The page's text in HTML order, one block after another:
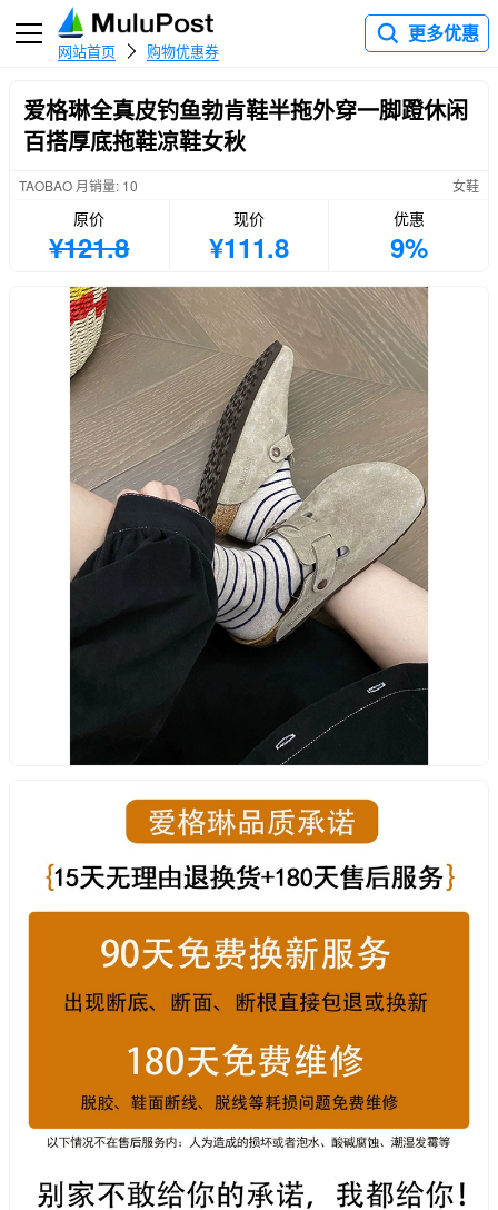
网站首页 购物优惠券
更多优惠
爱格琳全真皮钓鱼勃肯鞋半拖外穿一脚蹬休闲
百搭厚底拖鞋凉鞋女秋
TAOBAO 月销量: 10 女鞋
原价
¥121.8
现价
¥111.8
优惠
9%